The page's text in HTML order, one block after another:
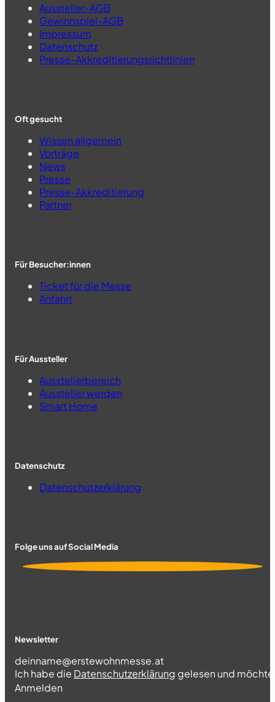
Aussteller-AGB
Gewinnspiel-AGB
Impressum
Datenschutz
Presse-Akkreditierungsrichtlinien
Oft gesucht
Wissen allgemein
Vorträge
News
Presse
Presse-Akkreditierung
Partner
Für Besucher:innen
Ticket für die Messe
Anfahrt
Für Aussteller
Ausstellerbereich
Aussteller werden
Smart Home
Datenschutz
Datenschutzerklärung
Folge uns auf Social Media
Newsletter
Section
Ich habe die Datenschutzerklärung gelesen und
Abschnitt
Anmelden